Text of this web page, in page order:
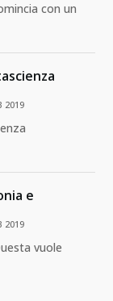
con un
2019
e
2019
vuole